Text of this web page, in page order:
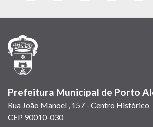
em
janela)
em
em
(link
em
Prefeitura Municipal de Porto
Rua João Manoel , 157 - Centro Histórico
CEP 90010-030